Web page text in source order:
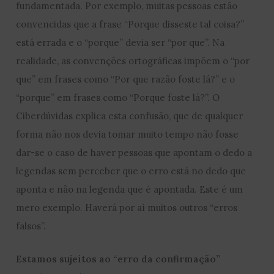
fundamentada. Por exemplo, muitas pessoas estão
convencidas que a frase “Porque disseste tal coisa?”
está errada e o “porque” devia ser “por que”. Na
realidade, as convenções ortográficas impõem o “por
que” em frases como “Por que razão foste lá?” e o
“porque” em frases como “Porque foste lá?”. O
Ciberdúvidas explica esta confusão, que de qualquer
forma não nos devia tomar muito tempo não fosse
dar-se o caso de haver pessoas que apontam o dedo a
legendas sem perceber que o erro está no dedo que
aponta e não na legenda que é apontada. Este é um
mero exemplo. Haverá por aí muitos outros “erros
falsos”.
Estamos sujeitos ao “erro da confirmação”